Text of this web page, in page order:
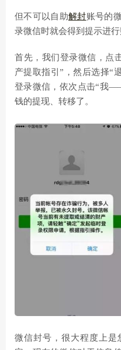
但不可以自助解封账号的
录微信时就会得到提示进
首先，我们登录微信，
产提取指引”，然后选择“
登录微信，依次点击“我
钱的提现、转移了。
微信封号，很大程度上是